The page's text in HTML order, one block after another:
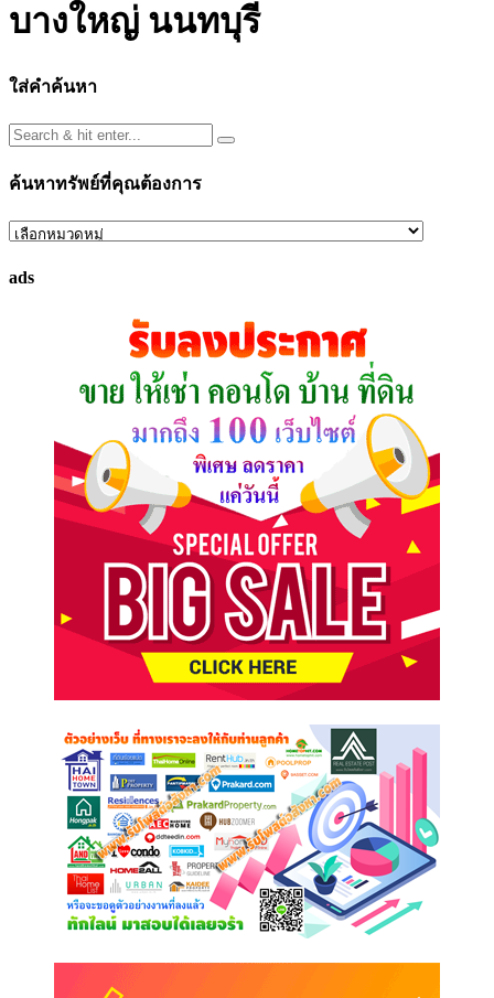
บางใหญ่ นนทบุรี
ใส่คำค้นหา
ค้นหาทรัพย์ที่คุณต้องการ
ค้นหา
ที่
ads